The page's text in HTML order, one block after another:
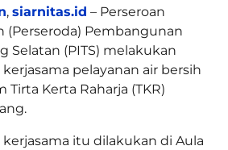
, siarnitas.id – Perseroan
(Perseroda) Pembangunan
Selatan (PITS) melakukan
pelayanan air bersih
Kerta Raharja (TKR)
itu dilakukan di Aula